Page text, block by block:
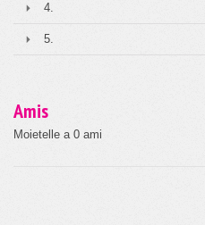
4.
5.
Amis
Moietelle a 0 ami